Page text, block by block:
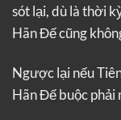
sót lại, dù là thời
Hãn Đế cũng
Ngược lại nếu
Hãn Đế buộc phải